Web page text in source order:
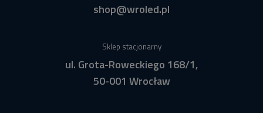
shop@wroled.pl
Sklep stacjonarny
ul. Grota-Roweckiego 168/1,
50-001 Wrocław